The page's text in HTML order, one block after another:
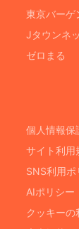
東京バーゲ
Jタウンネ
ゼロまる
個人情報保
サイト利用
SNS利用ポ
AIポリシー
クッキーの